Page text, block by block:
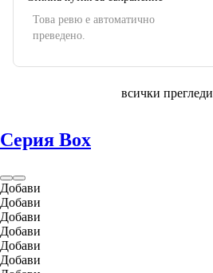
Това ревю е автоматично
преведено.
всички прегледи
Серия Box
Добави
Добави
Добави
Добави
Добави
Добави